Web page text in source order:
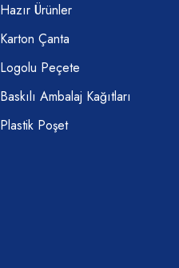
Hazır Ürünler
Karton Çanta
Logolu Peçete
Baskılı Ambalaj Kağıtları
Plastik Poşet